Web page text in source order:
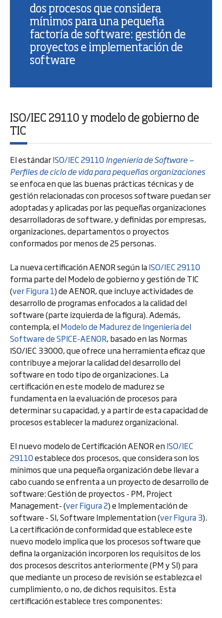
dos procesos que considera
mínimos para una pequeña
factoría de software: gestión de
proyectos e implementación de
software
ISO/IEC 29110 y modelo de gobierno de
TIC
El estándarISO/IEC 29110Ingeniería de Software —
Perfiles de ciclo de vida para pequeñas organizaciones
se enfoca en que las buenas prácticas técnicas y de
gestión relacionadas con procesos software puedan ser
adoptadas y aplicadas por las pequeñas organizaciones
desarrolladoras de software, y definidas por empresas,
organizaciones, departamentos o proyectos
conformados por menos de 25 personas.
La nueva certificación AENOR según laISO/IEC 29110
forma parte del Modelo de gobierno y gestión de TIC
(ver Figura 1) de AENOR, que incluye actividades de
desarrollo de programas enfocados a la calidad del
software (parte izquierda de la figura). Además,
contempla, elModelo de Madurez de Ingeniería del
Software de SPICE-AENOR, basado en las Normas
ISO/IEC 33000, que ofrece una herramienta eficaz que
contribuye a mejorar la calidad del desarrollo del
software en todo tipo de organizaciones. La
certificación en este modelo de madurez se
fundamenta en la evaluación de procesos para
determinar su capacidad, y a partir de esta capacidad de
procesos establecer la madurez organizacional.
El nuevo modelo de Certificación AENOR enISO/IEC
29110establece dos procesos, que considera son los
mínimos que una pequeña organización debe llevar a
cabo cuando se enfrenta a un proyecto de desarrollo de
software: Gestión de proyectos - PM, Project
Management- (ver Figura 2) e Implementación de
software - SI, Software Implementation (ver Figura 3).
La certificación de conformidad que establece este
nuevo modelo implica que los procesos software que
defina la organización incorporen los requisitos de los
dos procesos descritos anteriormente (PM y SI) para
que mediante un proceso de revisión se establezca el
cumplimiento, o no, de dichos requisitos. Esta
certificación establece tres componentes: